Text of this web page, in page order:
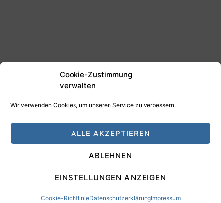
Cookie-Zustimmung
verwalten
Wir verwenden Cookies, um unseren Service zu verbessern.
ALLE AKZEPTIEREN
ABLEHNEN
EINSTELLUNGEN ANZEIGEN
Cookie-RichtlinieDatenschutzerklärungImpressum
HAMANN DESIGN - Digitale Medien
Impressum Datenschutz